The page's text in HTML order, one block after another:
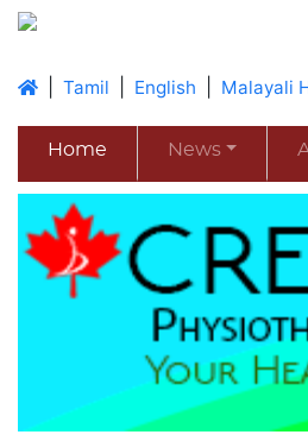
|Tamil English Malayali
Home News